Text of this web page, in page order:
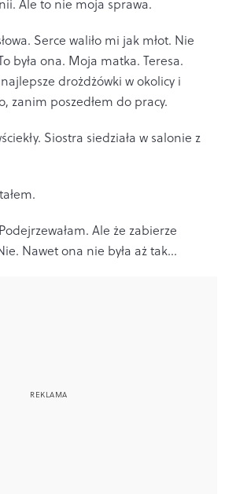
Ale to nie moja sprawa.
Serce waliło mi jak młot. Nie
była ona. Moja matka. Teresa.
drożdżówki w okolicy i
zanim poszedłem do pracy.
Siostra siedziała w salonie z
Ale że zabierze
Nawet ona nie była aż tak...